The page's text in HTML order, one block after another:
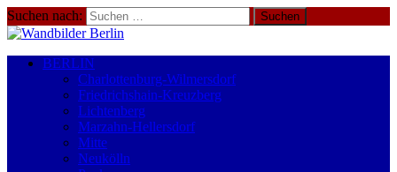
Suchen nach:
BERLIN
Charlottenburg-Wilmersdorf
Friedrichshain-Kreuzberg
Lichtenberg
Marzahn-Hellersdorf
Mitte
Neukölln